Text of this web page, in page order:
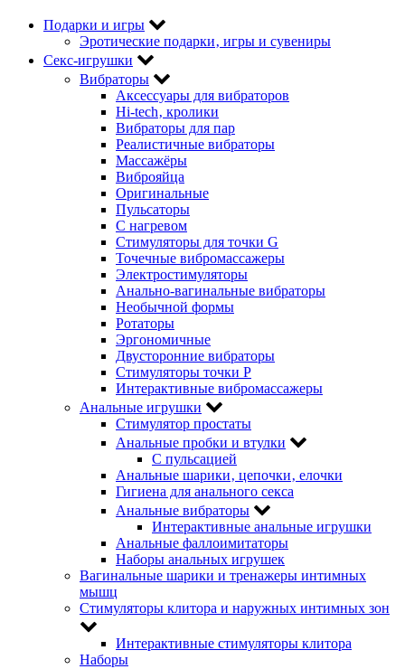
Подарки и игры
Эротические подарки‚ игры и сувениры
Секс-игрушки
Вибраторы
Аксессуары для вибраторов
Hi-tech‚ кролики
Вибраторы для пар
Реалистичные вибраторы
Массажёры
Виброяйца
Оригинальные
Пульсаторы
С нагревом
Стимуляторы для точки G
Точечные вибромассажеры
Электростимуляторы
Анально-вагинальные вибраторы
Необычной формы
Ротаторы
Эргономичные
Двусторонние вибраторы
Стимуляторы точки P
Интерактивные вибромассажеры
Анальные игрушки
Стимулятор простаты
Анальные пробки и втулки
С пульсацией
Анальные шарики‚ цепочки‚ елочки
Гигиена для анального секса
Анальные вибраторы
Интерактивные анальные игрушки
Анальные фаллоимитаторы
Наборы анальных игрушек
Вагинальные шарики и тренажеры интимных
мышц
Стимуляторы клитора и наружных интимных зон
Интерактивные стимуляторы клитора
Наборы